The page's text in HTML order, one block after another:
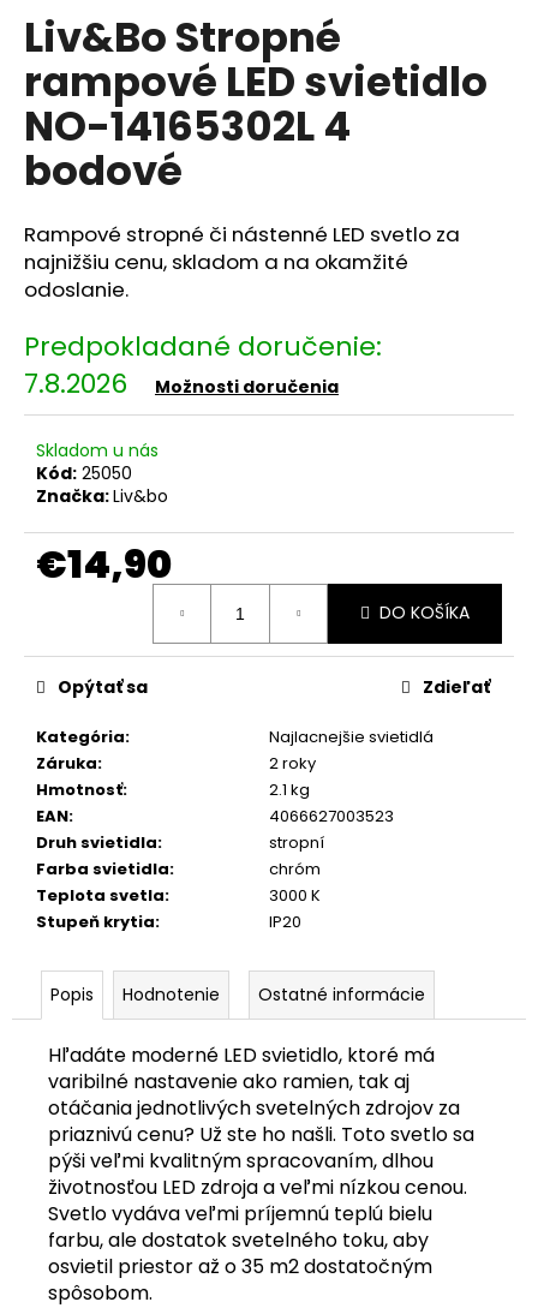
produktu
je
5
hviezdičiek.
Liv&Bo Stropné
rampové LED svietidlo
NO-14165302L 4
bodové
Rampové stropné či nástenné LED svetlo za
najnižšiu cenu, skladom a na okamžité
odoslanie.
7.8.2026 Možnosti doručenia
Skladom u nás
Kód: 25050
Značka:Liv&bo
€14,90
DO KOŠÍKA
Kategória:
Najlacnejšie svietidlá
Záruka:
2 roky
Hmotnosť:
2.1 kg
EAN:
4066627003523
Druh svietidla:
stropní
Farba svietidla:
chróm
Teplota svetla:
3000 K
Stupeň krytia: IP20
Opýtať sa Zdieľať
Popis Hodnotenie Ostatné informácie
Hľadáte moderné LED svietidlo, ktoré má
varibilné nastavenie ako ramien, tak aj
otáčania jednotlivých svetelných zdrojov za
priaznivú cenu? Už ste ho našli. Toto svetlo sa
pýši veľmi kvalitným spracovaním, dlhou
životnosťou LED zdroja a veľmi nízkou cenou.
Svetlo vydáva veľmi príjemnú teplú bielu
farbu, ale dostatok svetelného toku, aby
osvietil priestor až o 35 m2 dostatočným
spôsobom.
HĽADAŤ
O
p
o
r
ú
č
a
m
e
PARKSIDE
AKU
POSTREKOVAČ
PDSA
D3
AKUMULÁTORU
NABÍJEČKY